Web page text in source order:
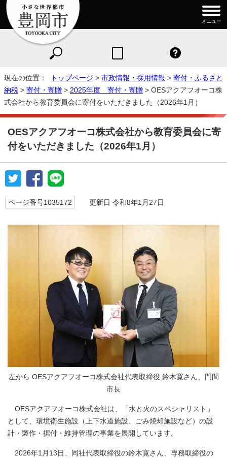
メニュー
現在の位置： トップページ > 市政情報・採用情報 > 寄付・ふるさと
納税 > 寄付・寄贈 > 2025年度 寄付・寄贈 > OESアクアフオーコ株
式会社から教育委員会に寄付をいただきました（2026年1月）
OESアクアフオーコ株式会社から教育委員会に寄
付をいただきました（2026年1月）
ページ番号1035172 更新日 令和8年1月27日
左から OESアクアフオーコ株式会社代表取締役 鈴木寛さん、門間
市長
OESアクアフオーコ株式会社は、「水と火のスペシャリスト」
として、環境衛生施設（上下水道施設、ごみ焼却施設など）の設
計・製作・据付・維持管理の事業を展開しています。
2026年1月13日、同社代表取締役の鈴木寛さん、専務取締役の